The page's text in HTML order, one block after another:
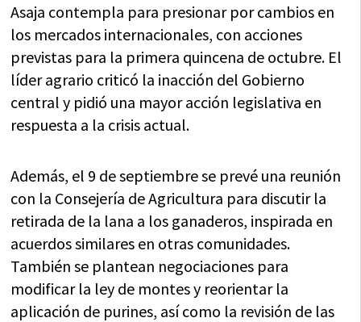
Asaja contempla para presionar por cambios en
los mercados internacionales, con acciones
previstas para la primera quincena de octubre. El
líder agrario criticó la inacción del Gobierno
central y pidió una mayor acción legislativa en
respuesta a la crisis actual.
Además, el 9 de septiembre se prevé una reunión
con la Consejería de Agricultura para discutir la
retirada de la lana a los ganaderos, inspirada en
acuerdos similares en otras comunidades.
También se plantean negociaciones para
modificar la ley de montes y reorientar la
aplicación de purines, así como la revisión de las